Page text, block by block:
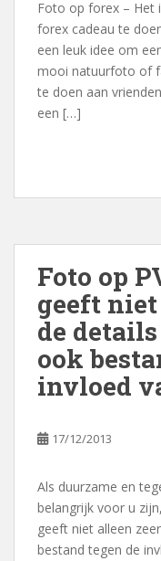
Foto op forex – Het
forex cadeau te
een leuk idee om
mooi natuurfoto of
te doen aan
een […]
Foto op
geeft niet
de
ook
invloed
17/12/2013
Als duurzame en
belangrijk voor u
geeft niet alleen
bestand tegen de